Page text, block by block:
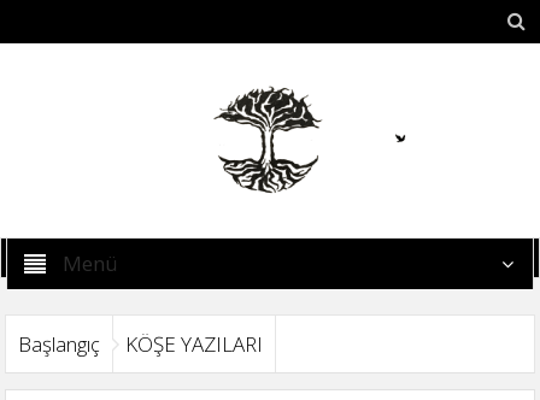
Menü
Başlangıç KÖŞE YAZILARI